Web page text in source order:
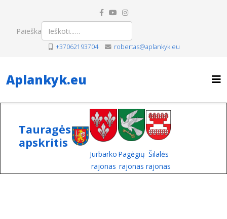
Paieška
+37062193704 robertas@aplankyk.eu
Aplankyk.eu
Tauragės
apskritis
Jurbarko
rajonas
Pagėgių
rajonas
Šilalės
rajonas